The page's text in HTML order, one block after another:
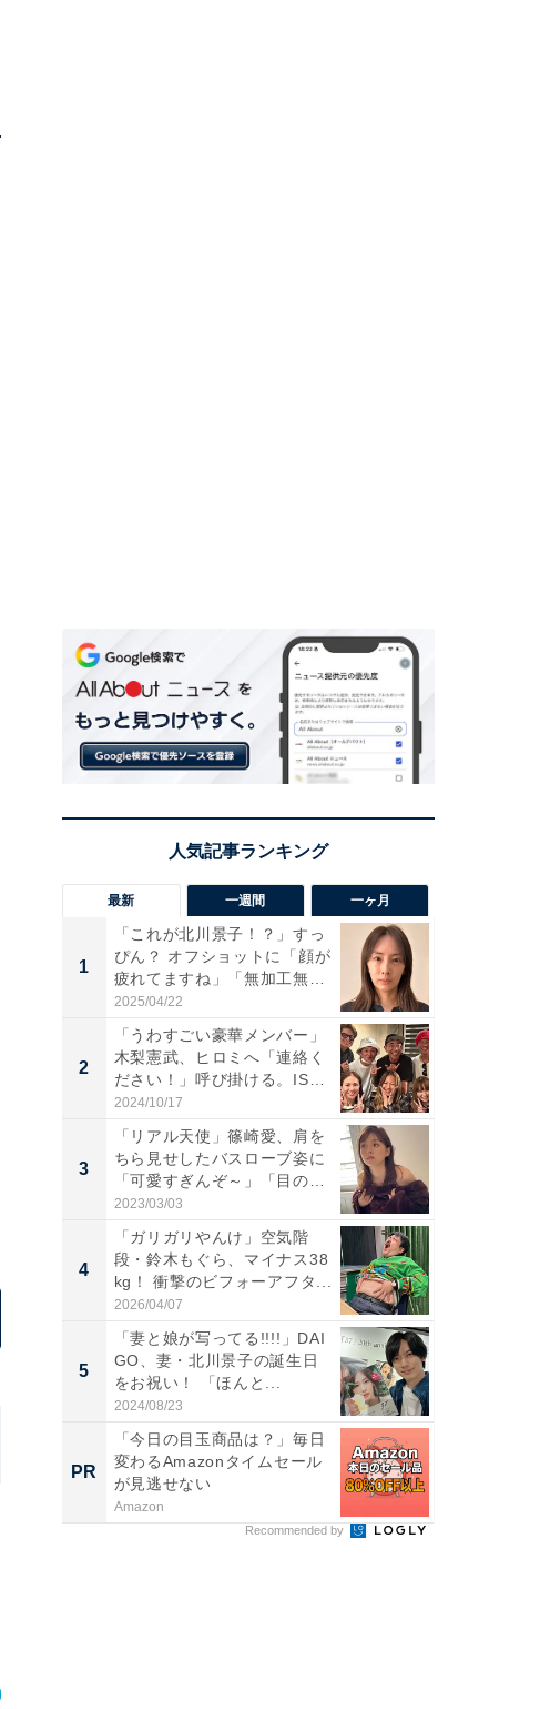
最新 一週間 一ヶ月
1
「これが北川景子！？」すっ
ぴん？ オフショットに「顔が
疲れてますね」「無加工無
表...
2025/04/22
2
「うわすごい豪華メンバー」
木梨憲武、ヒロミへ「連絡く
ださい！」呼び掛ける。IS
S...
2024/10/17
3
「リアル天使」篠崎愛、肩を
ちら見せしたバスローブ姿に
「可愛すぎんぞ～」「目の表
情...
2023/03/03
4
「ガリガリやんけ」空気階
段・鈴木もぐら、マイナス38
kg！ 衝撃のビフォーアフタ...
2026/04/07
5
「妻と娘が写ってる!!!!」DAI
GO、妻・北川景子の誕生日
をお祝い！ 「ほんと...
2024/08/23
PR
「今日の目玉商品は？」毎日
変わるAmazonタイムセール
が見逃せない
Amazon
Recommended by